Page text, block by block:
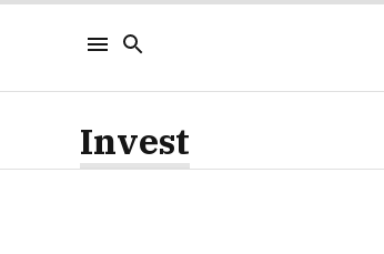
Invest